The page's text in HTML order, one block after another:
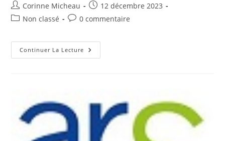
Auteur/autrice
de
Corinne Micheau
Publication
publiée :
12 décembre 2023
PostNon classé
Commentaires
la
publication :
0 commentaire
Continuer La Lecture Rattrapage
Des